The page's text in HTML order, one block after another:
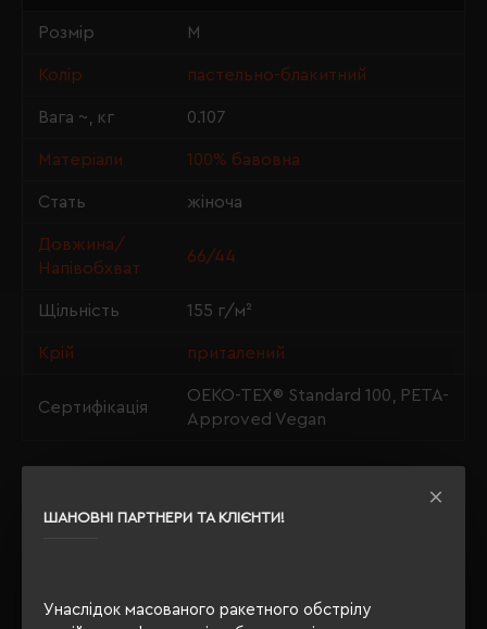
ШАНОВНІ ПАРТНЕРИ ТА КЛІЄНТИ!
Унаслідок масованого ракетного обстрілу
Розмір M
Колір пастельно-блакитний
Вага ~, кг 0.107
Матеріали 100% бавовна
Стать жіноча
Довжина/
Напівобхват
66/44
Щільність 155 г/м²
Крій приталений
Сертифікація
OEKO-TEX® Standard 100, PETA-
Approved Vegan
ОПИС